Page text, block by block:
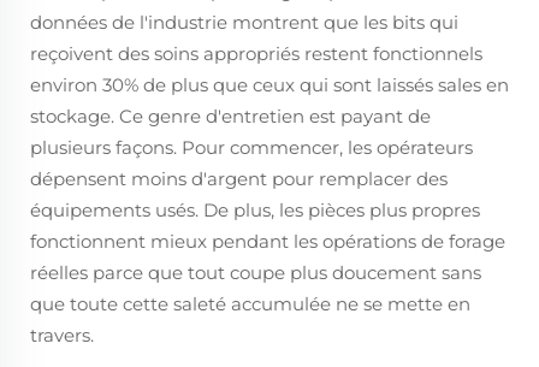
données de l'industrie montrent que les bits qui
reçoivent des soins appropriés restent fonctionnels
environ 30% de plus que ceux qui sont laissés sales en
stockage. Ce genre d'entretien est payant de
plusieurs façons. Pour commencer, les opérateurs
dépensent moins d'argent pour remplacer des
équipements usés. De plus, les pièces plus propres
fonctionnent mieux pendant les opérations de forage
réelles parce que tout coupe plus doucement sans
que toute cette saleté accumulée ne se mette en
travers.